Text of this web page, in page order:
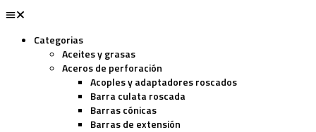
Categorias
Aceites y grasas
Aceros de perforación
Acoples y adaptadores roscados
Barra culata roscada
Barras cónicas
Barras de extensión